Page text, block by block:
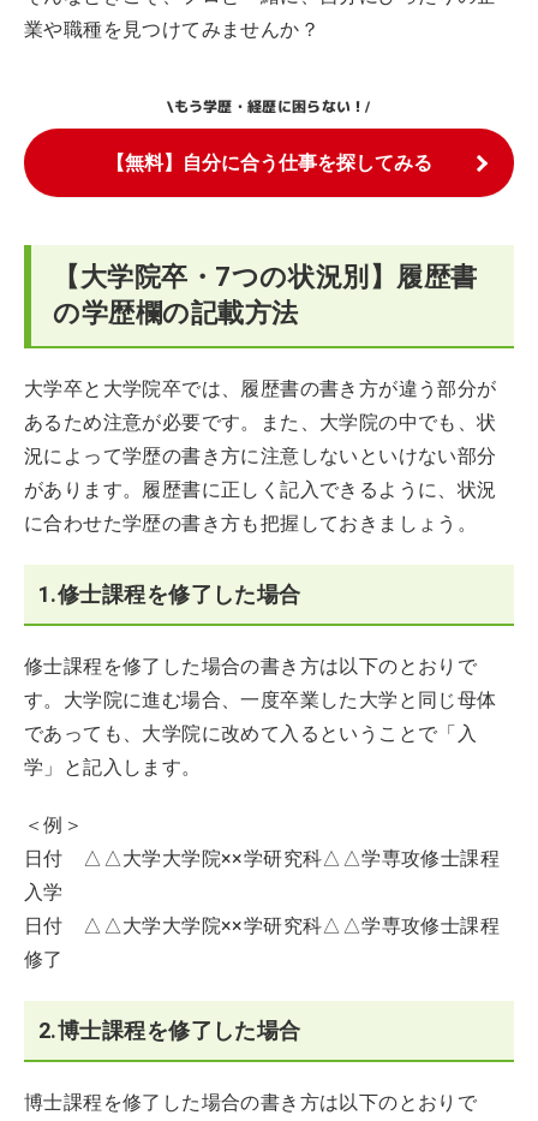
業や職種を見つけてみませんか？
\もう学歴・経歴に困らない！/
【無料】自分に合う仕事を探してみる
【大学院卒・7つの状況別】履歴書
の学歴欄の記載方法
大学卒と大学院卒では、履歴書の書き方が違う部分が
あるため注意が必要です。また、大学院の中でも、状
況によって学歴の書き方に注意しないといけない部分
があります。履歴書に正しく記入できるように、状況
に合わせた学歴の書き方も把握しておきましょう。
1.修士課程を修了した場合
修士課程を修了した場合の書き方は以下のとおりで
す。大学院に進む場合、一度卒業した大学と同じ母体
であっても、大学院に改めて入るということで「入
学」と記入します。
＜例＞
日付 △△大学大学院××学研究科△△学専攻修士課程
入学
日付 △△大学大学院××学研究科△△学専攻修士課程
修了
2.博士課程を修了した場合
博士課程を修了した場合の書き方は以下のとおりで